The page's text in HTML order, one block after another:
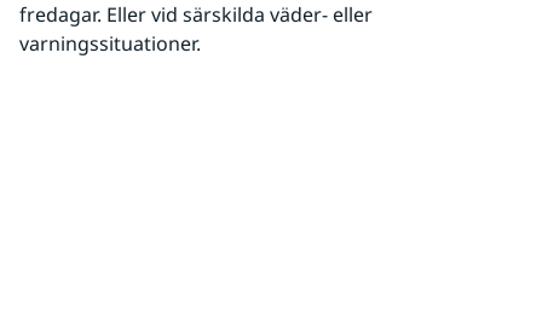
fredagar. Eller vid särskilda väder- eller
varningssituationer.